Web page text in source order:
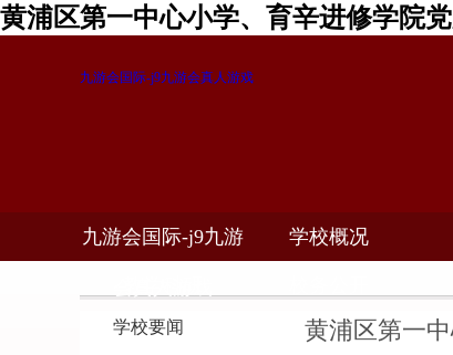
黄浦区第一中心小学、育辛进修学院
九游会国际-j9九游会真人游戏
九游会国际-j9九游 学校概况
学校要闻
黄浦区第一